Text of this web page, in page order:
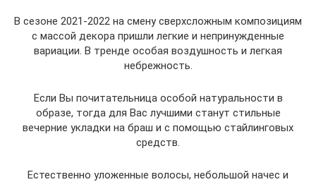
В сезоне 2021-2022 на смену сверхсложным композициям
с массой декора пришли легкие и непринужденные
вариации. В тренде особая воздушность и легкая
небрежность.
Если Вы почитательница особой натуральности в
образе, тогда для Вас лучшими станут стильные
вечерние укладки на браш и с помощью стайлинговых
средств.
Естественно уложенные волосы, небольшой начес и